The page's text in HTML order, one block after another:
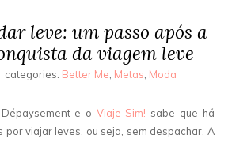
leve: um passo após a
da viagem leve
categories: Better Me Metas Moda
e o Viaje Sim! sabe que há
por viajar leves, ou seja, sem despachar. A